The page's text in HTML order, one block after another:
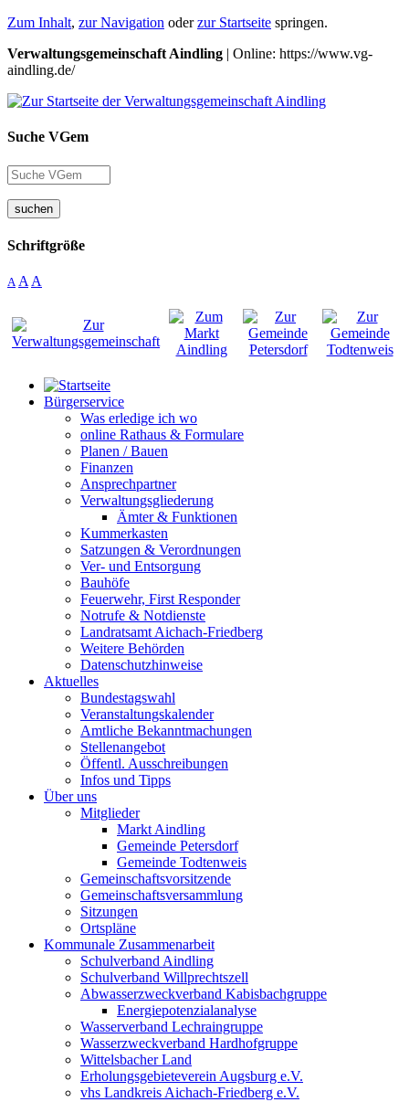
Zum Inhalt, zur Navigation oderzur Startseite springen.
Verwaltungsgemeinschaft Aindling | Online: https://www.vg-
aindling.de/
Suche VGem
suchen
Schriftgröße
A A A
Bürgerservice
Was erledige ich wo
online Rathaus & Formulare
Planen / Bauen
Finanzen
Ansprechpartner
Verwaltungsgliederung
Ämter & Funktionen
Kummerkasten
Satzungen & Verordnungen
Ver- und Entsorgung
Bauhöfe
Feuerwehr, First Responder
Notrufe & Notdienste
Landratsamt Aichach-Friedberg
Weitere Behörden
Datenschutzhinweise
Aktuelles
Bundestagswahl
Veranstaltungskalender
Amtliche Bekanntmachungen
Stellenangebot
Öffentl. Ausschreibungen
Infos und Tipps
Über uns
Mitglieder
Markt Aindling
Gemeinde Petersdorf
Gemeinde Todtenweis
Gemeinschaftsvorsitzende
Gemeinschaftsversammlung
Sitzungen
Ortspläne
Kommunale Zusammenarbeit
Schulverband Aindling
Schulverband Willprechtszell
Abwasserzweckverband Kabisbachgruppe
Energiepotenzialanalyse
Wasserverband Lechraingruppe
Wasserzweckverband Hardhofgruppe
Wittelsbacher Land
Erholungsgebieteverein Augsburg e.V.
vhs Landkreis Aichach-Friedberg e.V.